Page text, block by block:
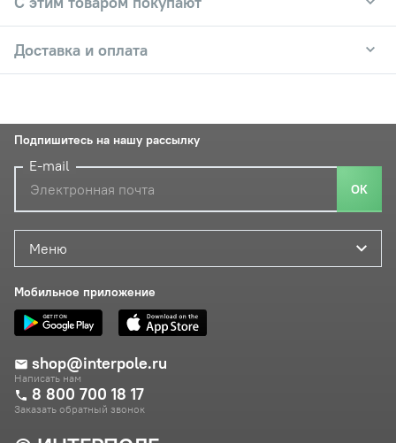
Доставка и оплата
Меню
Мобильное приложение
shop@interpole.ru
Написать нам
8 800 700 18 17
Заказать обратный звонок
Подпишитесь на нашу рассылку
E-mail
ОК